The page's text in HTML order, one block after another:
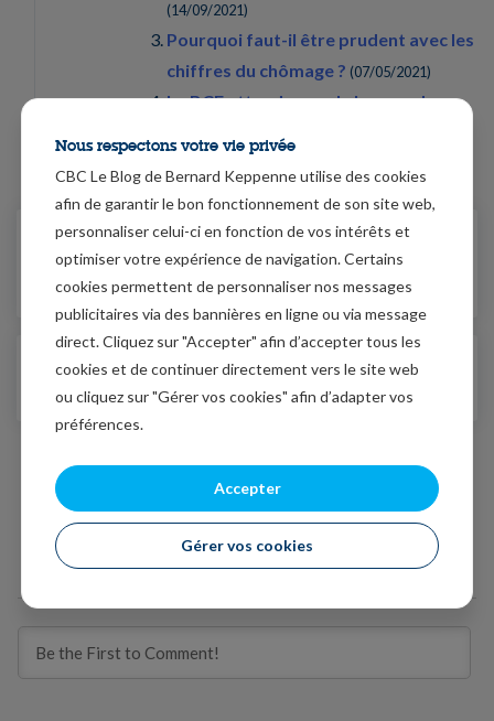
(14/09/2021)
Pourquoi faut-il être prudent avec les
chiffres du chômage ? (07/05/2021)
La BCE attendue sur la hausse des
10/03/2021
Reprise solide qui entraine
l'inflation à la hausse
01/06/2021
Tout sauf une reprise ordinaire
Nous respectons votre vie privée
CBC Le Blog de Bernard Keppenne utilise des cookies
afin de garantir le bon fonctionnement de son site web,
personnaliser celui-ci en fonction de vos intérêts et
optimiser votre expérience de navigation. Certains
cookies permettent de personnaliser nos messages
publicitaires via des bannières en ligne ou via message
direct. Cliquez sur "Accepter" afin d’accepter tous les
cookies et de continuer directement vers le site web
ou cliquez sur "Gérer vos cookies" afin d’adapter vos
préférences.
Accepter
Gérer vos cookies